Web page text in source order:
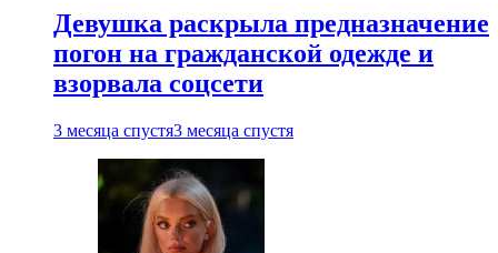
Девушка раскрыла предназначение
погон на гражданской одежде и
взорвала соцсети
3 месяца спустя3 месяца спустя